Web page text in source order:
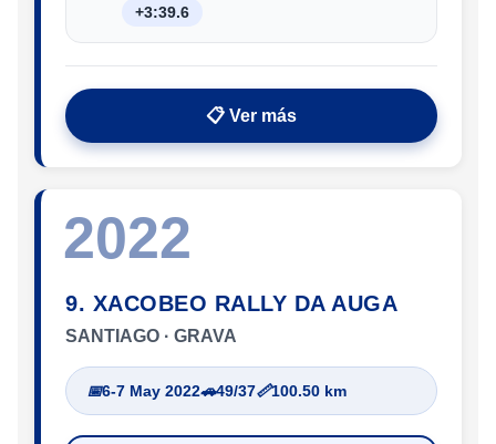
+3:39.6
📋 Ver más
2022
9. XACOBEO RALLY DA AUGA
SANTIAGO · GRAVA
📅6-7 May 2022🚗49/37📏100.50 km